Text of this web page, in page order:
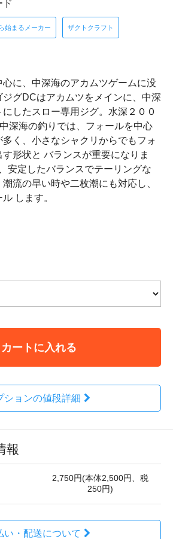
ド
始まるメーカー ザクトクラフト
に、中深海のアカムツゲームに没
グDCはアカムツをメインに、中深
したスロー専用ジグ。水深２００
深海の釣りでは、フォールを中心
く、小さなシャクリからでもフォ
形状と バランスが重要になりま
安定したバランスでテーリングな
流の早い時や二枚潮にも対応し、
します。
カートに入れる
ションの値段詳細
報
2,750円(本体2,500円、税
250円)
い・配送について